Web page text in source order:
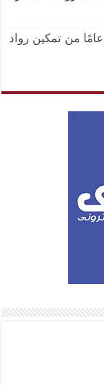
أورنچ مصر وإيناكتس: 20 عامًا من تمكين رواد